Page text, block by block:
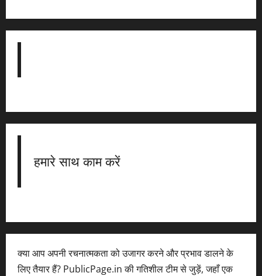
हमारे साथ काम करें
क्या आप अपनी रचनात्मकता को उजागर करने और प्रभाव डालने के
लिए तैयार हैं? PublicPage.in की गतिशील टीम से जुड़ें, जहाँ एक